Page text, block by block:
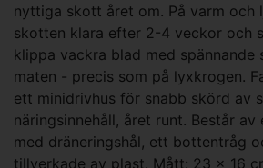
nyttiga skott året om. På varm och
skotten klara efter 2-4 veckor och
klippa vackra blad med spännande
maten - precis som på lyxkrogen.
ett minidrivhus för snabb skörd av
näringsinnehåll, året runt. Består
med dräneringshål, ett bottentråg
tillverkade av plast. Mått: 23 x 16